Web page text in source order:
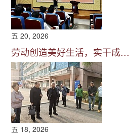
五 20, 2026
劳动创造美好生活，实干成…
五 18, 2026